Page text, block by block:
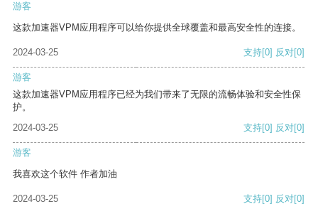
游客
这款加速器VPM应用程序可以给你提供全球覆盖和最高安全性的连接。
2024-03-25 支持[0] 反对[0]
游客
这款加速器VPM应用程序已经为我们带来了无限的流畅体验和安全性保
护。
2024-03-25
支持[0] 反对[0]
游客
我喜欢这个软件 作者加油
2024-03-25 支持[0] 反对[0]